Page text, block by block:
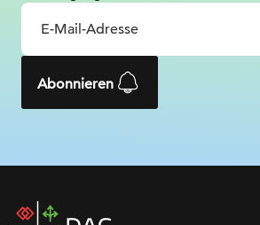
Abonnieren
DAC